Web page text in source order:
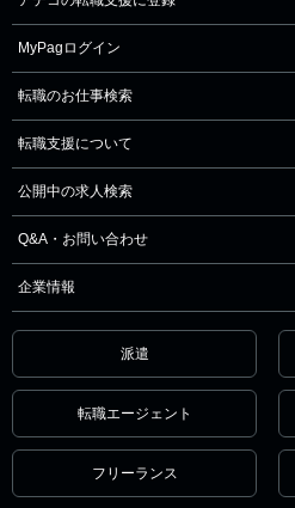
MyPagログイン
転職のお仕事検索
転職支援について
公開中の求人検索
Q&A・お問い合わせ
企業情報
派遣
転職エージェント
フリーランス